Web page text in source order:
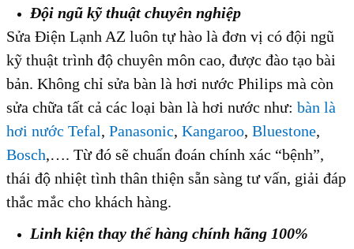
Đội ngũ kỹ thuật chuyên nghiệp
Sửa Điện Lạnh AZ luôn tự hào là đơn vị có đội ngũ
kỹ thuật trình độ chuyên môn cao, được đào tạo bài
bản. Không chỉ sửa bàn là hơi nước Philips mà còn
sửa chữa tất cả các loại bàn là hơi nước như: bàn là
hơi nước Tefal, Panasonic, Kangaroo, Bluestone,
Bosch,…. Từ đó sẽ chuẩn đoán chính xác “bệnh”,
thái độ nhiệt tình thân thiện sẵn sàng tư vấn, giải đáp
thắc mắc cho khách hàng.
Linh kiện thay thế hàng chính hãng 100%